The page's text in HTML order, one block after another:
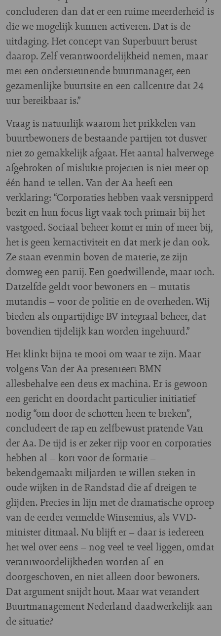
concluderen dan dat er een ruime meerderheid is
die we mogelijk kunnen activeren. Dat is de
uitdaging. Het concept van Superbuurt berust
daarop. Zelf verantwoordelijkheid nemen, maar
met een ondersteunende buurtmanager, een
gezamenlijke buurtsite en een callcentre dat 24
uur bereikbaar is.”
Vraag is natuurlijk waarom het prikkelen van
buurtbewoners de bestaande partijen tot dusver
niet zo gemakkelijk afgaat. Het aantal halverwege
afgebroken of mislukte projecten is niet meer op
één hand te tellen. Van der Aa heeft een
verklaring: “Corporaties hebben vaak versnipperd
bezit en hun focus ligt vaak toch primair bij het
vastgoed. Sociaal beheer komt er min of meer bij,
het is geen kernactiviteit en dat merk je dan ook.
Ze staan evenmin boven de materie, ze zijn
domweg een partij. Een goedwillende, maar toch.
Datzelfde geldt voor bewoners en – mutatis
mutandis – voor de politie en de overheden. Wij
bieden als onpartijdige BV integraal beheer, dat
bovendien tijdelijk kan worden ingehuurd.”
Het klinkt bijna te mooi om waar te zijn. Maar
volgens Van der Aa presenteert BMN
allesbehalve een deus ex machina. Er is gewoon
een gericht en doordacht particulier initiatief
nodig “om door de schotten heen te breken”,
concludeert de rap en zelfbewust pratende Van
der Aa. De tijd is er zeker rijp voor en corporaties
hebben al – kort voor de formatie –
bekendgemaakt miljarden te willen steken in
oude wijken in de Randstad die af dreigen te
glijden. Precies in lijn met de dramatische oproep
van de eerder vermelde Winsemius, als VVD-
minister ditmaal. Nu blijft er – daar is iedereen
het wel over eens – nog veel te veel liggen, omdat
verantwoordelijkheden worden af- en
doorgeschoven, en niet alleen door bewoners.
Dat argument snijdt hout. Maar wat verandert
Buurtmanagement Nederland daadwerkelijk aan
de situatie?